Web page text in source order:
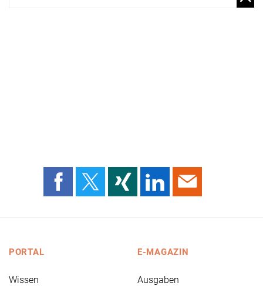
PORTAL
Wissen
E-MAGAZIN
Ausgaben